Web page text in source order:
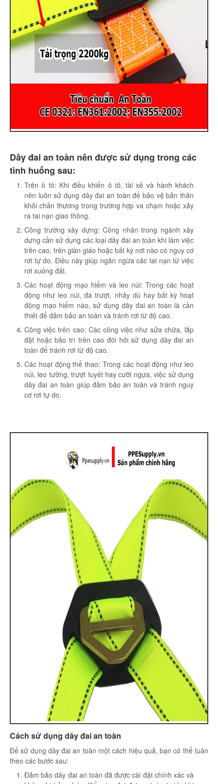
Dây đai an toàn nên được sử dụng trong các
tình huống sau:
Trên ô tô: Khi điều khiển ô tô, tài xế và hành khách
nên luôn sử dụng dây đai an toàn để bảo vệ bản thân
khỏi chấn thương trong trường hợp va chạm hoặc xảy
ra tai nạn giao thông.
Công trường xây dựng: Công nhân trong ngành xây
dựng cần sử dụng các loại dây đai an toàn khi làm việc
trên cao, trên giàn giáo hoặc bất kỳ nơi nào có nguy cơ
rơi tự do. Điều này giúp ngăn ngừa các tai nạn từ việc
rơi xuống đất.
Các hoạt động mạo hiểm và leo núi: Trong các hoạt
động như leo núi, đá trượt, nhảy dù hay bất kỳ hoạt
động mạo hiểm nào, sử dụng dây đai an toàn là cần
thiết để đảm bảo an toàn và tránh rơi từ độ cao.
Công việc trên cao: Các công việc như sửa chữa, lắp
đặt hoặc bảo trì trên cao đòi hỏi sử dụng dây đai an
toàn để tránh rơi từ độ cao.
Các hoạt động thể thao: Trong các hoạt động như leo
núi, leo tường, trượt tuyết hay cưỡi ngựa, việc sử dụng
dây đai an toàn giúp đảm bảo an toàn và tránh nguy
cơ rơi tự do.
Cách sử dụng dây đai an toàn
Để sử dụng dây đai an toàn một cách hiệu quả, bạn có thể tuân
theo các bước sau:
Đảm bảo dây đai an toàn đã được cài đặt chính xác và